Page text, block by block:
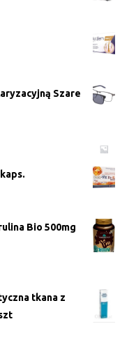
Szare
Bio 500mg
tkana z